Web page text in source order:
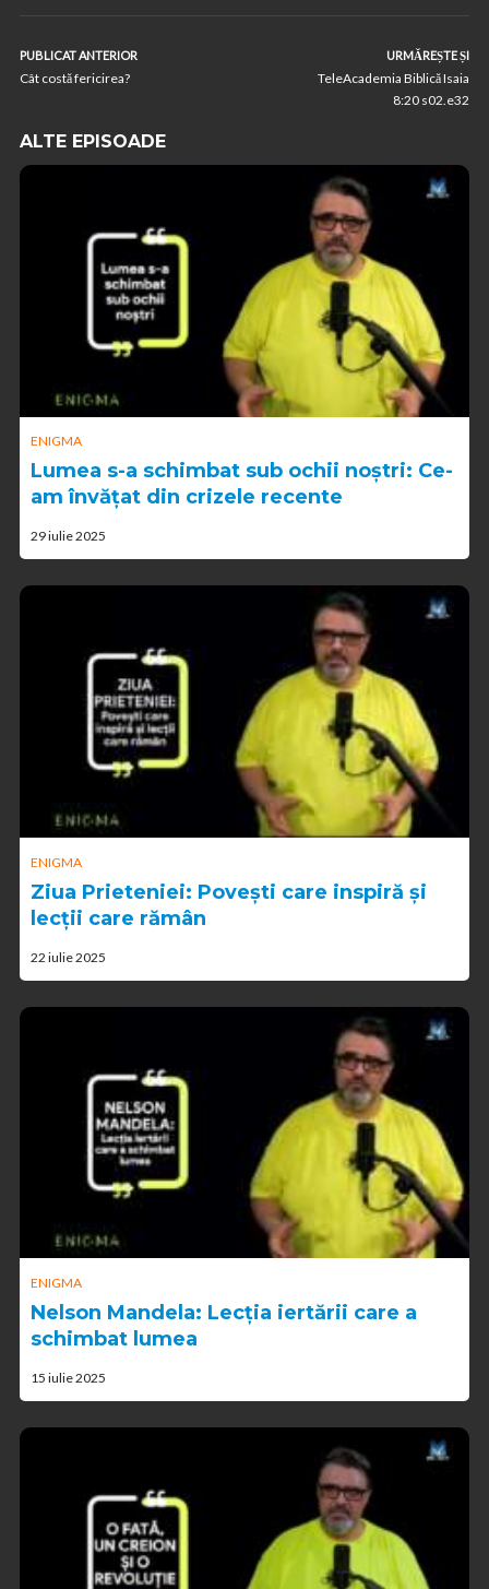
PUBLICAT ANTERIOR
Cât costă fericirea?
URMĂREȘTE ȘI
TeleAcademia Biblică Isaia
8:20 s02.e32
ALTE EPISOADE
ENIGMA
Lumea s-a schimbat sub ochii noștri: Ce-
am învățat din crizele recente
29 iulie 2025
ENIGMA
Ziua Prieteniei: Povești care inspiră și
lecții care rămân
22 iulie 2025
ENIGMA
Nelson Mandela: Lecția iertării care a
schimbat lumea
15 iulie 2025